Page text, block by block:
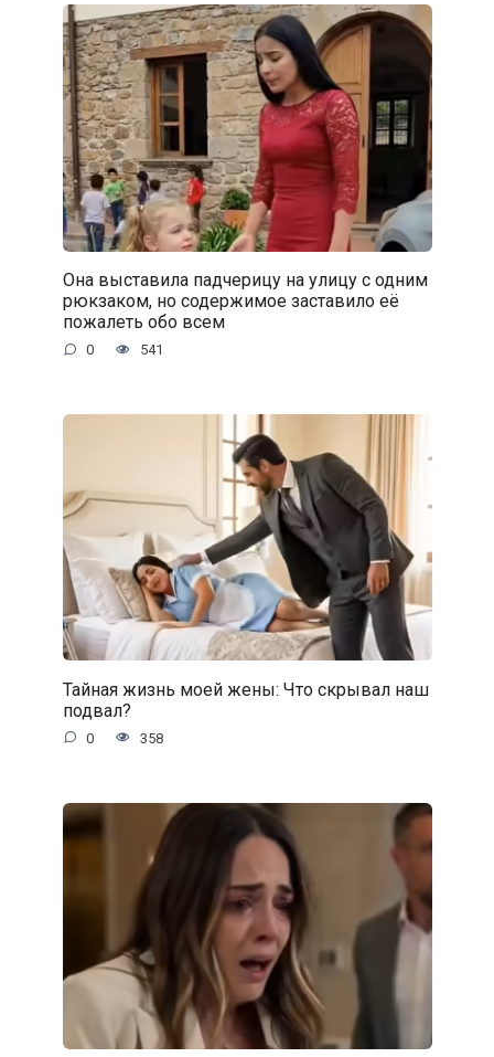
Она выставила падчерицу на улицу с одним
рюкзаком, но содержимое заставило её
пожалеть обо всем
0 541
Тайная жизнь моей жены: Что скрывал наш
подвал?
0 358